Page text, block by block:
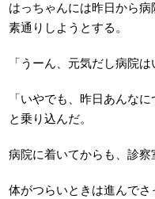
はっちゃんには昨日から
素通りしようとする。
「うーん、元気だし病院
「いやでも、昨日あんな
と乗り込んだ。
病院に着いてからも、診察
体がつらいときは進んで